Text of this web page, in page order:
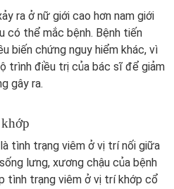
ra ở nữ giới cao hơn nam giới
có thể mắc bệnh. Bệnh tiến
biến chứng nguy hiểm khác, vì
trình điều trị của bác sĩ để giảm
gây ra.
là tình trạng viêm ở vị trí nối giữa
lưng, xương chậu của bệnh
tình trạng viêm ở vị trí khớp cổ